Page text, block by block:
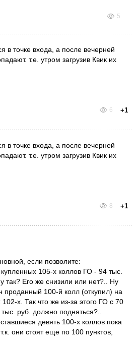
5
в точке входа, а после вечерней
т.е. утром загрузив Квик их
6 +1
в точке входа, а после вечерней
т.е. утром загрузив Квик их
8 +1
если позволите:
105-х коллов ГО - 94 тыс.
так? Его же снизили или нет?.. Ну
проданный 100-й колл (откупил) на
х. Так что же из-за этого ГО с 70
руб. должно подняться?..
девять 100-х коллов пока
они стоят еще по 100 пунктов,